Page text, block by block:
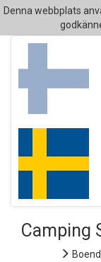
Denna webbplats
Camping